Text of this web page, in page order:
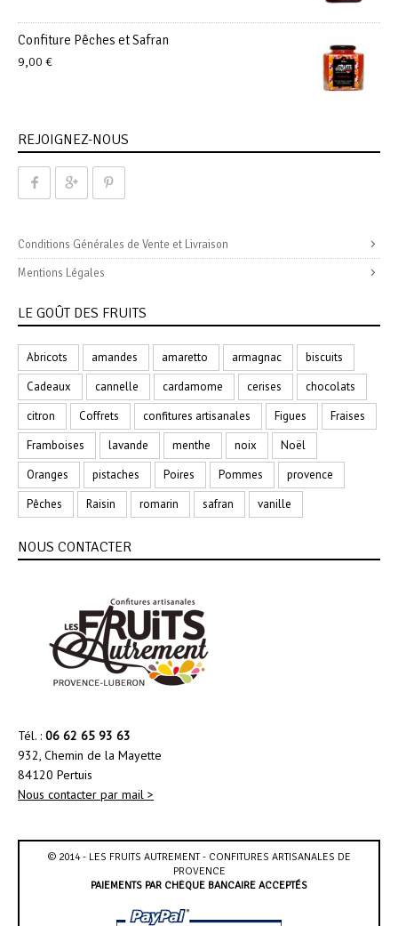
Confiture Pêches et Safran
9,00 €
REJOIGNEZ-NOUS
Conditions Générales de Vente et Livraison
Mentions Légales
LE GOÛT DES FRUITS
Abricots amandes amaretto armagnac
biscuits
Cadeaux
cannelle cardamome cerises
chocolats
citron
Coffrets confitures artisanales Figues
Fraises
Framboises
lavande menthe noix
Noël
Oranges
pistaches Poires Pommes
provence
Pêches
Raisin romarin safran vanille
NOUS CONTACTER
Tél. : 06 62 65 93 63
932, Chemin de la Mayette
84120 Pertuis
Nous contacter par mail >
© 2014 - LES FRUITS AUTREMENT - CONFITURES ARTISANALES DE
PROVENCE
PAIEMENTS PAR CHÈQUE BANCAIRE ACCEPTÉS